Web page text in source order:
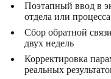
Поэтапный ввод в
отдела или процесса
Сбор обратной
двух недель
Корректировка
реальных